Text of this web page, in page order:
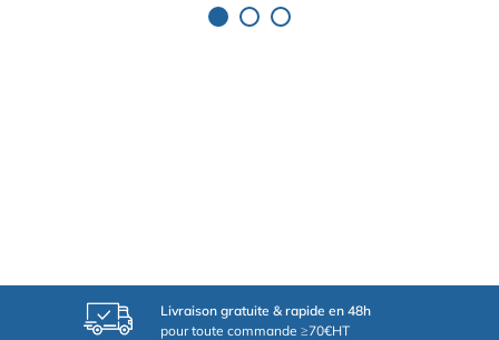
Livraison gratuite & rapide en 48h
pour toute commande ≥70€HT